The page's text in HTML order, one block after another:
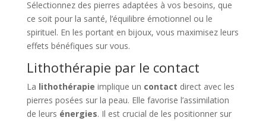
Sélectionnez des pierres adaptées à vos besoins, que
ce soit pour la santé, l’équilibre émotionnel ou le
spirituel. En les portant en bijoux, vous maximisez leurs
effets bénéfiques sur vous.
Lithothérapie par le contact
La lithothérapie implique un contact direct avec les
pierres posées sur la peau. Elle favorise l’assimilation
de leurs énergies. Il est crucial de les positionner sur